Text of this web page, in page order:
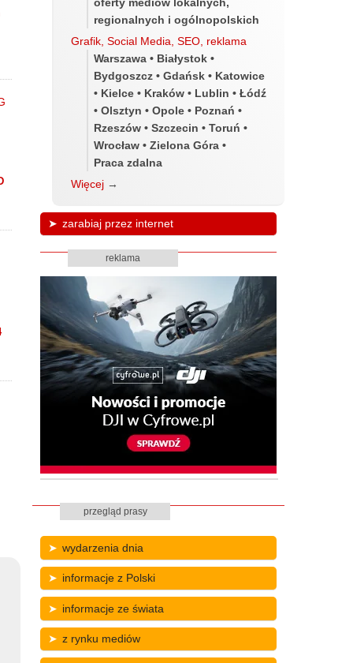
regionalnych i ogólnopolskich
Grafik, Social Media, SEO, reklama
Warszawa • Białystok •
Bydgoszcz • Gdańsk • Katowice
• Kielce • Kraków • Lublin • Łódź
• Olsztyn • Opole • Poznań •
Rzeszów • Szczecin • Toruń •
Wrocław • Zielona Góra •
Praca zdalna
Więcej →
zarabiaj przez internet
reklama
przegląd prasy
wydarzenia dnia
informacje z Polski
informacje ze świata
z rynku mediów